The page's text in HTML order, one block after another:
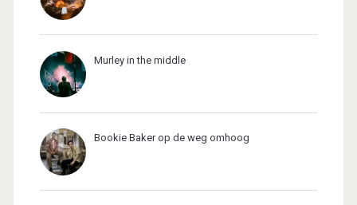
Murley in the middle
Bookie Baker op de weg omhoog